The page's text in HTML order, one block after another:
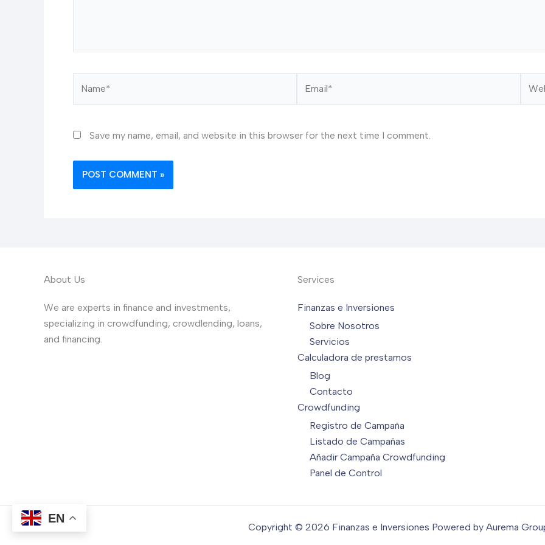
Save my name, email, and website in this browser for the next time I comment.
About Us
We are experts in finance and investments,
specializing in crowdfunding, crowdlending, loans,
and financing.
Services
Finanzas e Inversiones
Sobre Nosotros
Servicios
Calculadora de prestamos
Blog
Contacto
Crowdfunding
Registro de Campaña
Listado de Campañas
Añadir Campaña Crowdfunding
Panel de Control
Copyright © 2026 Finanzas e Inversiones Powered by Aurema
EN